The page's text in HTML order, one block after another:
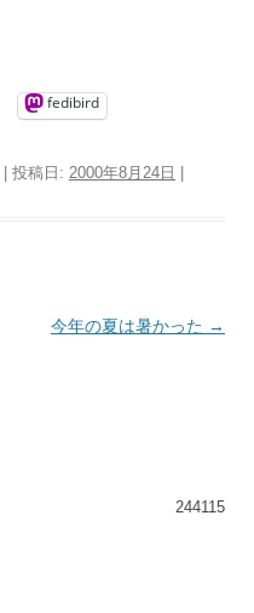
fedibird
| 投稿日: 2000年8月24日 |
今年の夏は暑かった →
244115